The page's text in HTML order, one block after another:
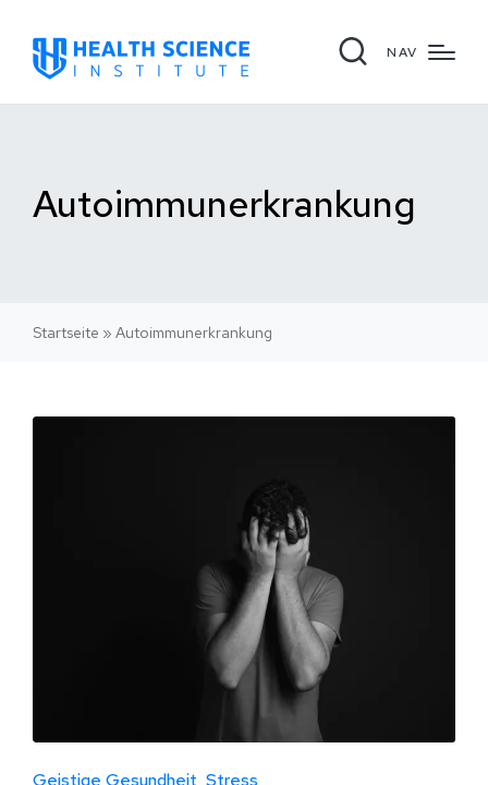
NAV
Autoimmunerkrankung
Startseite » Autoimmunerkrankung
Geistige Gesundheit Stress